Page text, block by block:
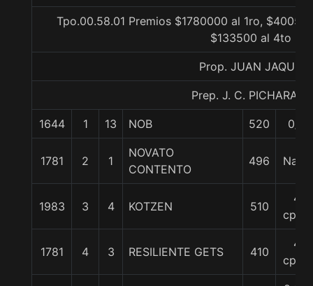
Tpo.00.58.01 Premios $1780000 al 1ro,
$133500 al 4to
Prop. JUAN JAQUE
Prep. J. C. PICHARA J.
1644 1 13 NOB 520 0/0
1781 2 1
NOVATO
CONTENTO
496 Nariz
1983 3 4 KOTZEN 510
4
cpos.
1781 4 3 RESILIENTE GETS 410
4
cpos.